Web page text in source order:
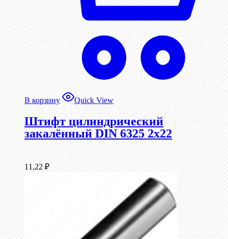
В корзину Quick View
Штифт цилиндрический
закалённый DIN 6325 2х22
11,22 ₽